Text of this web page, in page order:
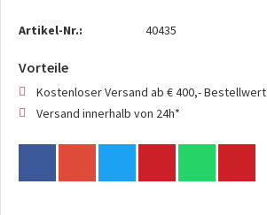
Artikel-Nr.: 40435
Vorteile
Kostenloser Versand ab € 400,- Bestellwert
Versand innerhalb von 24h*